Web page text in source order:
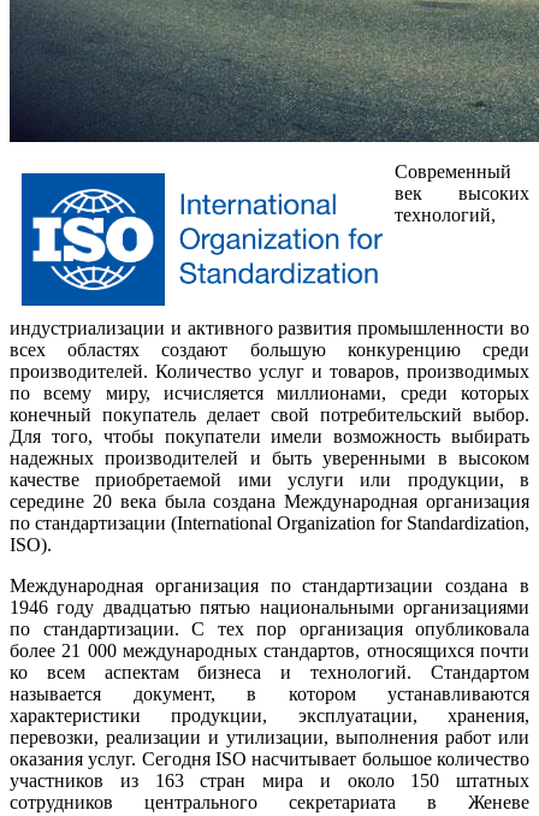
Современный
век высоких
технологий,
индустриализации и активного развития промышленности во
всех областях создают большую конкуренцию среди
производителей. Количество услуг и товаров, производимых
по всему миру, исчисляется миллионами, среди которых
конечный покупатель делает свой потребительский выбор.
Для того, чтобы покупатели имели возможность выбирать
надежных производителей и быть уверенными в высоком
качестве приобретаемой ими услуги или продукции, в
середине 20 века была создана Международная организация
по стандартизации (International Organization for Standardization,
ISO).
Международная организация по стандартизации создана в
1946 году двадцатью пятью национальными организациями
по стандартизации. С тех пор организация опубликовала
более 21 000 международных стандартов, относящихся почти
ко всем аспектам бизнеса и технологий. Стандартом
называется документ, в котором устанавливаются
характеристики продукции, эксплуатации, хранения,
перевозки, реализации и утилизации, выполнения работ или
оказания услуг. Сегодня ISO насчитывает большое количество
участников из 163 стран мира и около 150 штатных
сотрудников центрального секретариата в Женеве